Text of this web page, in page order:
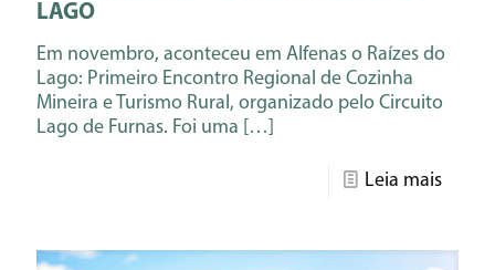
LAGO
Em novembro, aconteceu em Alfenas o Raízes do
Lago: Primeiro Encontro Regional de Cozinha
Mineira e Turismo Rural, organizado pelo Circuito
Lago de Furnas. Foi uma […]
Leia mais